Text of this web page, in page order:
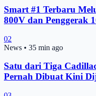
Smart #1 Terbaru
800V dan Penggerak
02
News • 35 min ago
Satu dari Tiga
Pernah Dibuat Kini